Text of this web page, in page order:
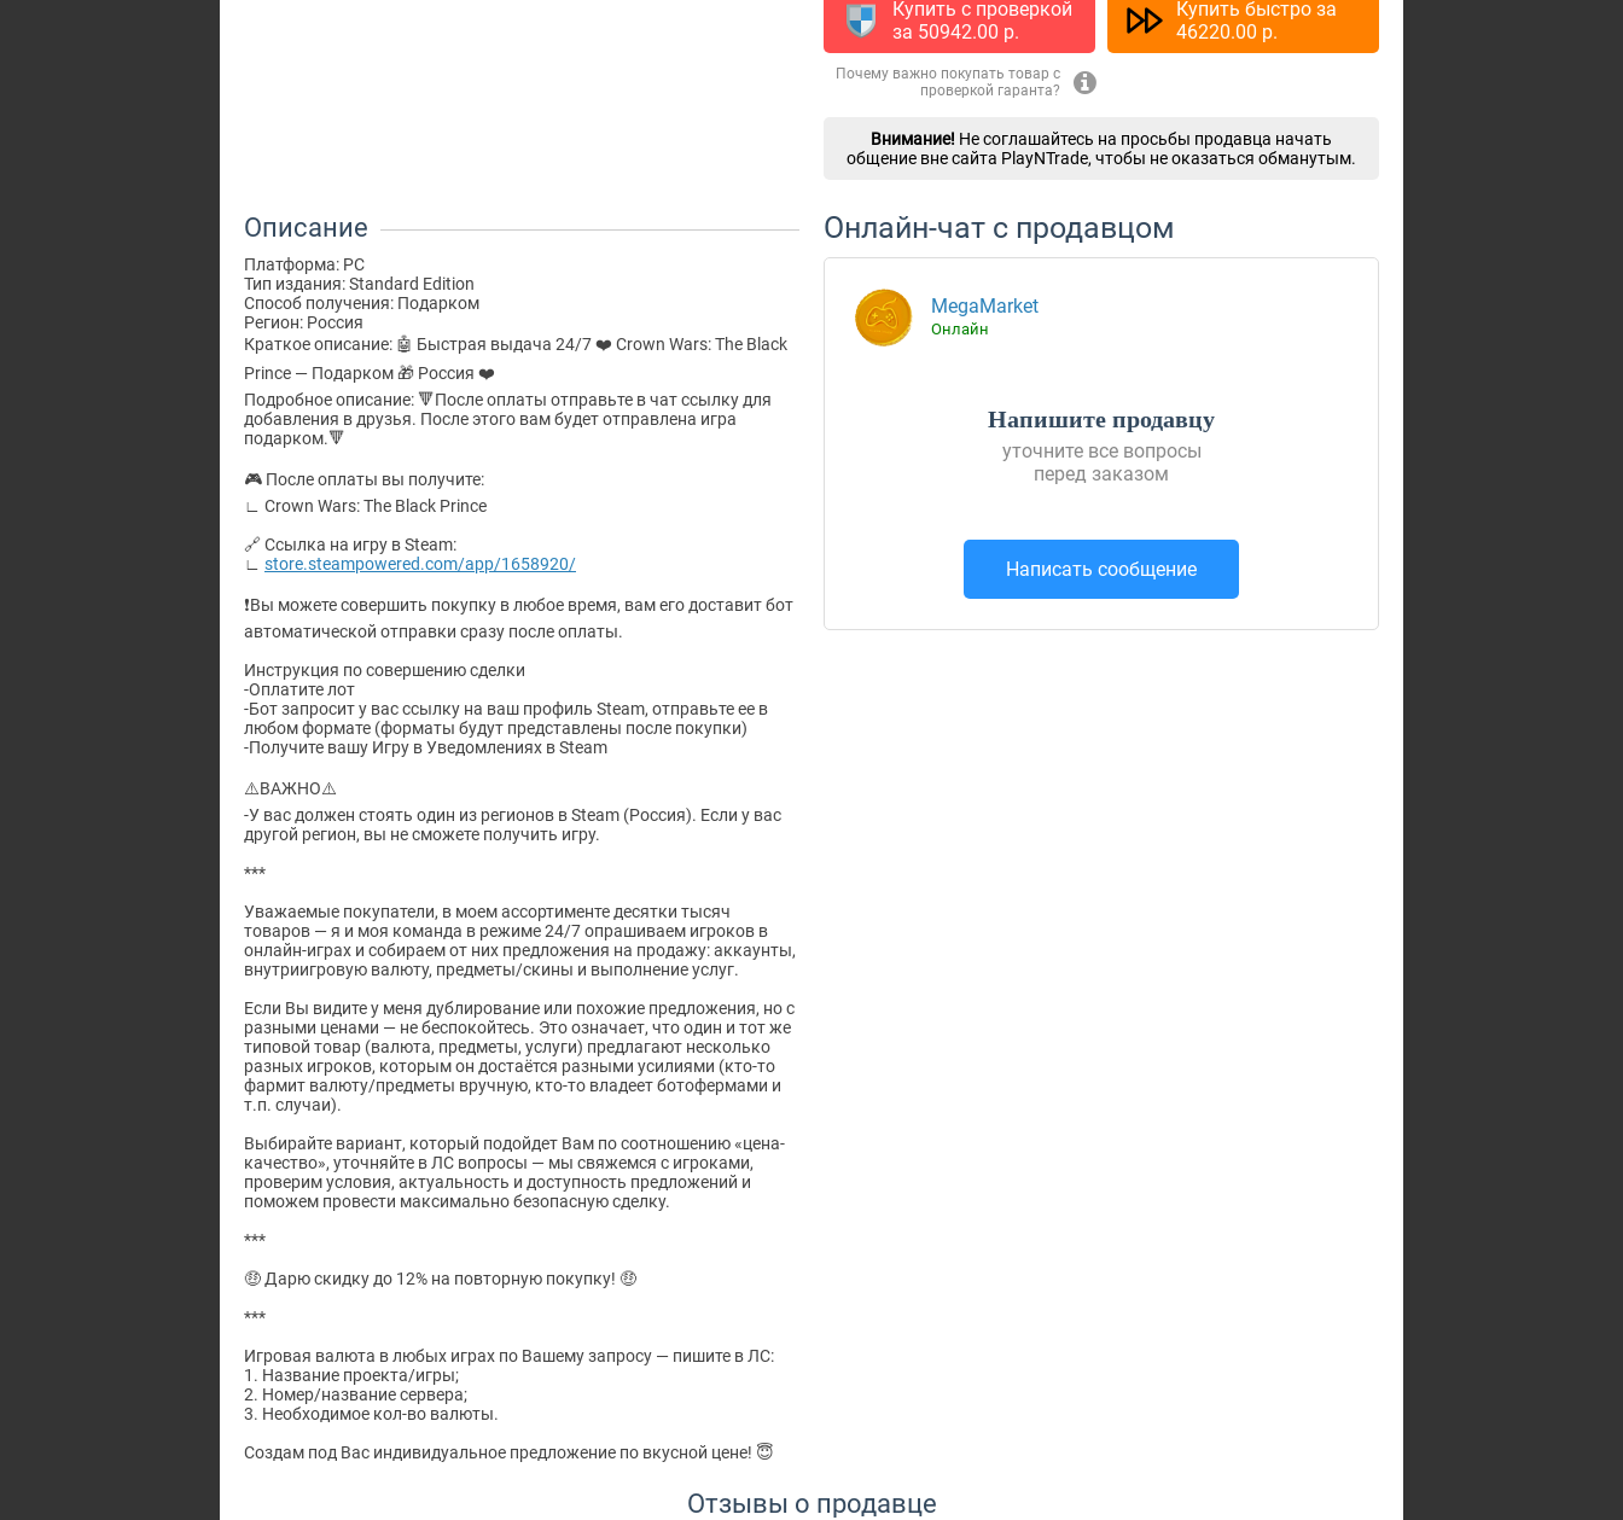
Купить с проверкой
за 50942.00 p.
Купить быстро за
46220.00 p.
Почему важно покупать товар с
проверкой гаранта?
Внимание! Не соглашайтесь на просьбы продавца начать
общение вне сайта PlayNTrade, чтобы не оказаться обманутым.
Описание
Платформа: PC
Тип издания: Standard Edition
Способ получения: Подарком
Регион: Россия
Краткое описание: 🤖 Быстрая выдача 24/7 ❤️ Crown Wars: The Black
Prince — Подарком 🎁 Россия ❤️
Подробное описание: 🔻После оплаты отправьте в чат ссылку для
добавления в друзья. После этого вам будет отправлена игра
подарком.🔻
🎮 После оплаты вы получите:
∟ Crown Wars: The Black Prince
🔗 Ссылка на игру в Steam:
∟ store.steampowered.com/app/1658920/
❗️Вы можете совершить покупку в любое время, вам его доставит бот
автоматической отправки сразу после оплаты.
Инструкция по совершению сделки
-Оплатите лот
-Бот запросит у вас ссылку на ваш профиль Steam, отправьте ее в
любом формате (форматы будут представлены после покупки)
-Получите вашу Игру в Уведомлениях в Steam
⚠️ВАЖНО⚠️
-У вас должен стоять один из регионов в Steam (Россия). Если у вас
другой регион, вы не сможете получить игру.
***
Уважаемые покупатели, в моем ассортименте десятки тысяч
товаров — я и моя команда в режиме 24/7 опрашиваем игроков в
онлайн-играх и собираем от них предложения на продажу: аккаунты,
внутриигровую валюту, предметы/скины и выполнение услуг.
Если Вы видите у меня дублирование или похожие предложения, но с
разными ценами — не беспокойтесь. Это означает, что один и тот же
типовой товар (валюта, предметы, услуги) предлагают несколько
разных игроков, которым он достаётся разными усилиями (кто-то
фармит валюту/предметы вручную, кто-то владеет ботофермами и
т.п. случаи).
Выбирайте вариант, который подойдет Вам по соотношению «цена-
качество», уточняйте в ЛС вопросы — мы свяжемся с игроками,
проверим условия, актуальность и доступность предложений и
поможем провести максимально безопасную сделку.
***
🤑 Дарю скидку до 12% на повторную покупку! 🤑
***
Игровая валюта в любых играх по Вашему запросу — пишите в ЛС:
1. Название проекта/игры;
2. Номер/название сервера;
3. Необходимое кол-во валюты.
Создам под Вас индивидуальное предложение по вкусной цене! 😇
Онлайн-чат с продавцом
MegaMarket
Онлайн
Напишите продавцу
уточните все вопросы
перед заказом
Написать сообщение
Отзывы о продавце